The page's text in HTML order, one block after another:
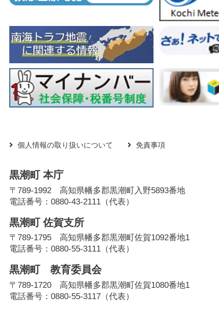
個人情報の取り扱いについて 免責事項
黒潮町 本庁
〒789-1992 高知県幡多郡黒潮町入野5893番地
電話番号：0880-43-2111 （代表）
黒潮町 佐賀支所
〒789-1795 高知県幡多郡黒潮町佐賀1092番地1
電話番号：0880-55-3111 （代表）
黒潮町 教育委員会
〒789-1720 高知県幡多郡黒潮町佐賀1080番地1
電話番号：0880-55-3117 （代表）